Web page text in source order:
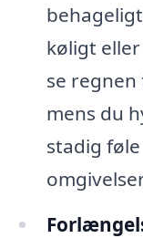
køligt
se regnen
mens du
stadig